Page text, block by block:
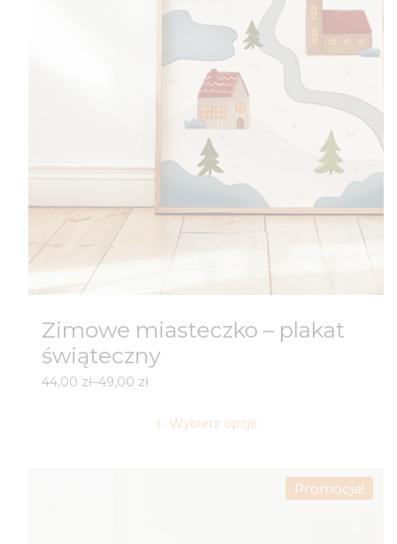
Zimowe miasteczko – plakat
świąteczny
44,00 zł–49,00 zł
Zakres
Wybierz opcje
Promocja!